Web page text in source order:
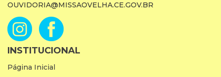
OUVIDORIA@MISSAOVELHA.CE.GOV.BR
INSTITUCIONAL
Página Inicial